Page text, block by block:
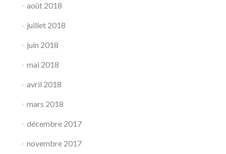
août 2018
juillet 2018
juin 2018
mai 2018
avril 2018
mars 2018
décembre 2017
novembre 2017